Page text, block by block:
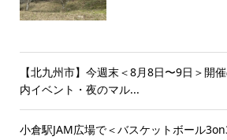
【北九州市】今週末＜8月8日〜9日＞開
内イベント・夜のマル...
小倉駅JAM広場で＜バスケットボール